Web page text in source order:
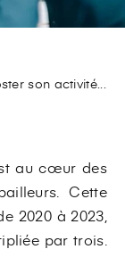
son activité...
au cœur des
Cette
2020 à 2023,
par trois.